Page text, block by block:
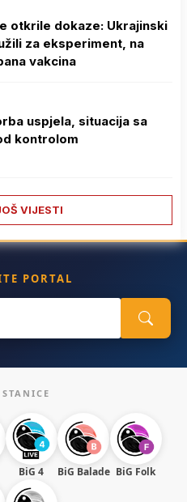
otkrile dokaze: Ukrajinski
za eksperiment, na
vakcina
uspjela, situacija sa
kontrolom
VIJESTI
PORTAL
BiG 4 BiG Balade BiG Folk